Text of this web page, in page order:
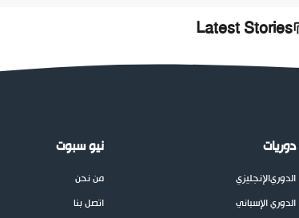
Latest Stories
دوريات
الدوريالإنجليزي
الدوري الإسباني
نيو سبوت
من نحن
اتصل بنا